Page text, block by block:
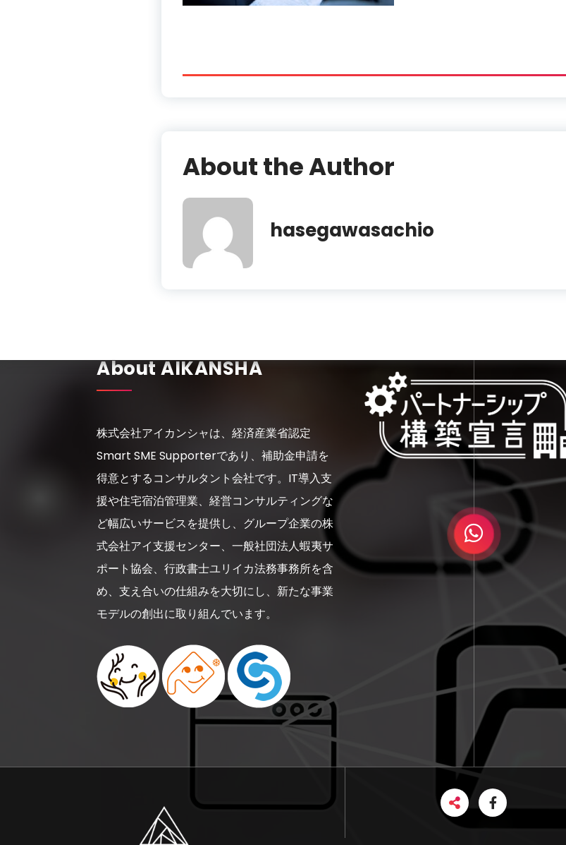
About the Author
hasegawasachio
About AIKANSHA
株式会社アイカンシャは、経済産業省認定
Smart SME Supporterであり、補助金申請を
得意とするコンサルタント会社です。IT導入支
援や住宅宿泊管理業、経営コンサルティングな
ど幅広いサービスを提供し、グループ企業の株
式会社アイ支援センター、一般社団法人蝦夷サ
ポート協会、行政書士ユリイカ法務事務所を含
め、支え合いの仕組みを大切にし、新たな事業
モデルの創出に取り組んでいます。